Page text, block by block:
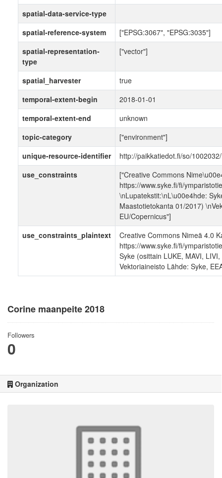
Corine maanpeite 2018
Followers
0
Organization
spatial-data-service-type
spatial-reference-system
["EPSG:3067", "EPSG:3035"]
spatial-representation-
type
["vector"]
spatial_harvester
true
temporal-extent-begin
2018-01-01
temporal-extent-end
unknown
topic-category
["environment"]
unique-resource-identifier
http://paikkatiedot.fi/so/
use_constraints
["Creative Commons
https://www.syke.fi/fi/
\nLupatekstit:\nL\u00e4hde:
Maastotietokanta 01/2017)
EU/Copernicus"]
use_constraints_plaintext
Creative Commons Nimeä 4.0
https://www.syke.fi/fi/
Syke (osittain LUKE, MAVI,
Vektoriaineisto Lähde: Syke,